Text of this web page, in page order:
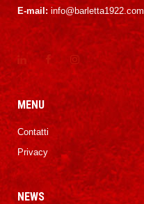
E-mail: info@barletta1922.com
MENU
Contatti
Privacy
NEWS